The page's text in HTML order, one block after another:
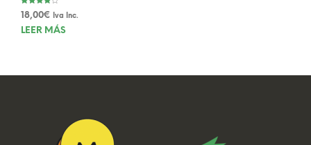
Valorado
con
de 5
18,00€ Iva Inc.
LEER MÁS